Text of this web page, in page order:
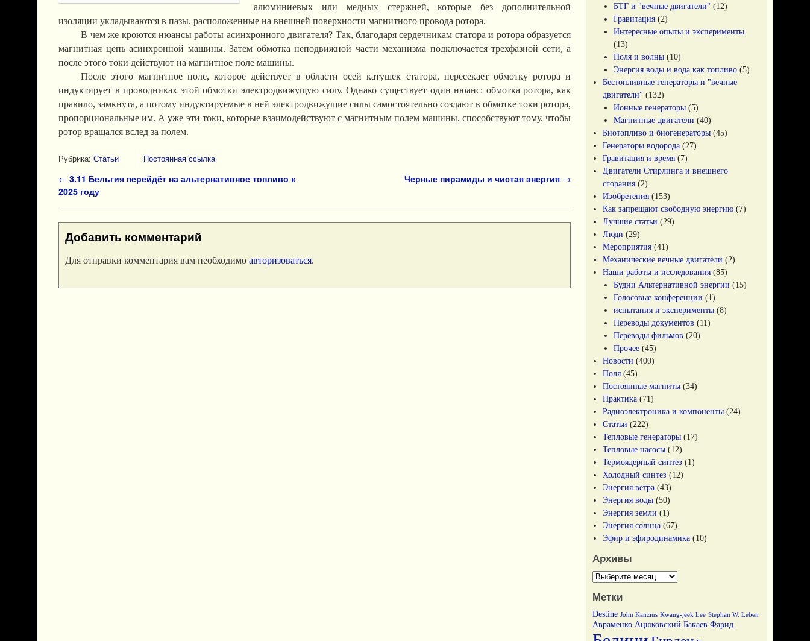
алюминиевых или медных стержней, которые без дополнительной
изоляции укладываются в пазы, расположенные на внешней поверхности магнитного провода ротора.
В чем же кроются нюансы работы асинхронного двигателя? Так, благодаря сердечникам статора и ротора образуется
магнитная цепь асинхронной машины. Затем обмотка неподвижной части механизма подключается трехфазной сети, а
после этого токи действуют на магнитное поле машины.
После этого магнитное поле, которое действует в области осей катушек статора, пересекает обмотку ротора и
индуктирует в проводниках этой обмотки электродвижущую силу. Однако существует один нюанс: обмотка ротора, как
правило, замкнута, а потому индуктируемые в ней электродвижущие силы самостоятельно создают в обмотке токи ротора,
пропорциональные им. А уже эти токи, которые взаимодействуют с магнитным полем машины, способствуют тому, чтобы
ротор вращался вслед за полем.
Рубрика: Статьи Постоянная ссылка
Навигация по записям
← 3.11 Бельгия перейдёт на альтернативное топливо к
2025 году
Черные пирамиды и чистая энергия →
Добавить комментарий
Для отправки комментария вам необходимо авторизоваться.
БТГ и "вечные двигатели" (12)
Гравитация(2)
Интересные опыты и эксперименты
(13)
Поля и волны(10)
Энергия воды и вода как топливо(5)
Бестопливные генераторы и "вечные
двигатели" (132)
Ионные генераторы(5)
Магнитные двигатели (40)
Биотопливо и биогенераторы (45)
Генераторы водорода (27)
Гравитация и время (7)
Двигатели Стирлинга и внешнего
сгорания (2)
Изобретения (153)
Как запрещают свободную энергию (7)
Лучшие статьи (29)
Люди (29)
Мероприятия (41)
Механические вечные двигатели (2)
Наши работы и исследования (85)
Будни Альтернативной энергии (15)
Голосовые конференции (1)
испытания и эксперименты(8)
Переводы документов (11)
Переводы фильмов (20)
Прочее(45)
Новости (400)
Поля (45)
Постоянные магниты (34)
Практика (71)
Радиоэлектроника и компоненты (24)
Статьи (222)
Тепловые генераторы (17)
Тепловые насосы (12)
Термоядерный синтез (1)
Холодный синтез (12)
Энергия ветра (43)
Энергия воды (50)
Энергия земли (1)
Энергия солнца (67)
Эфир и эфиродинамика (10)
Архивы
Метки
Destine John Kanzius Kwang-jeek Lee Stephan W. Leben
Авраменко Ацюковский Бакаев Фарид